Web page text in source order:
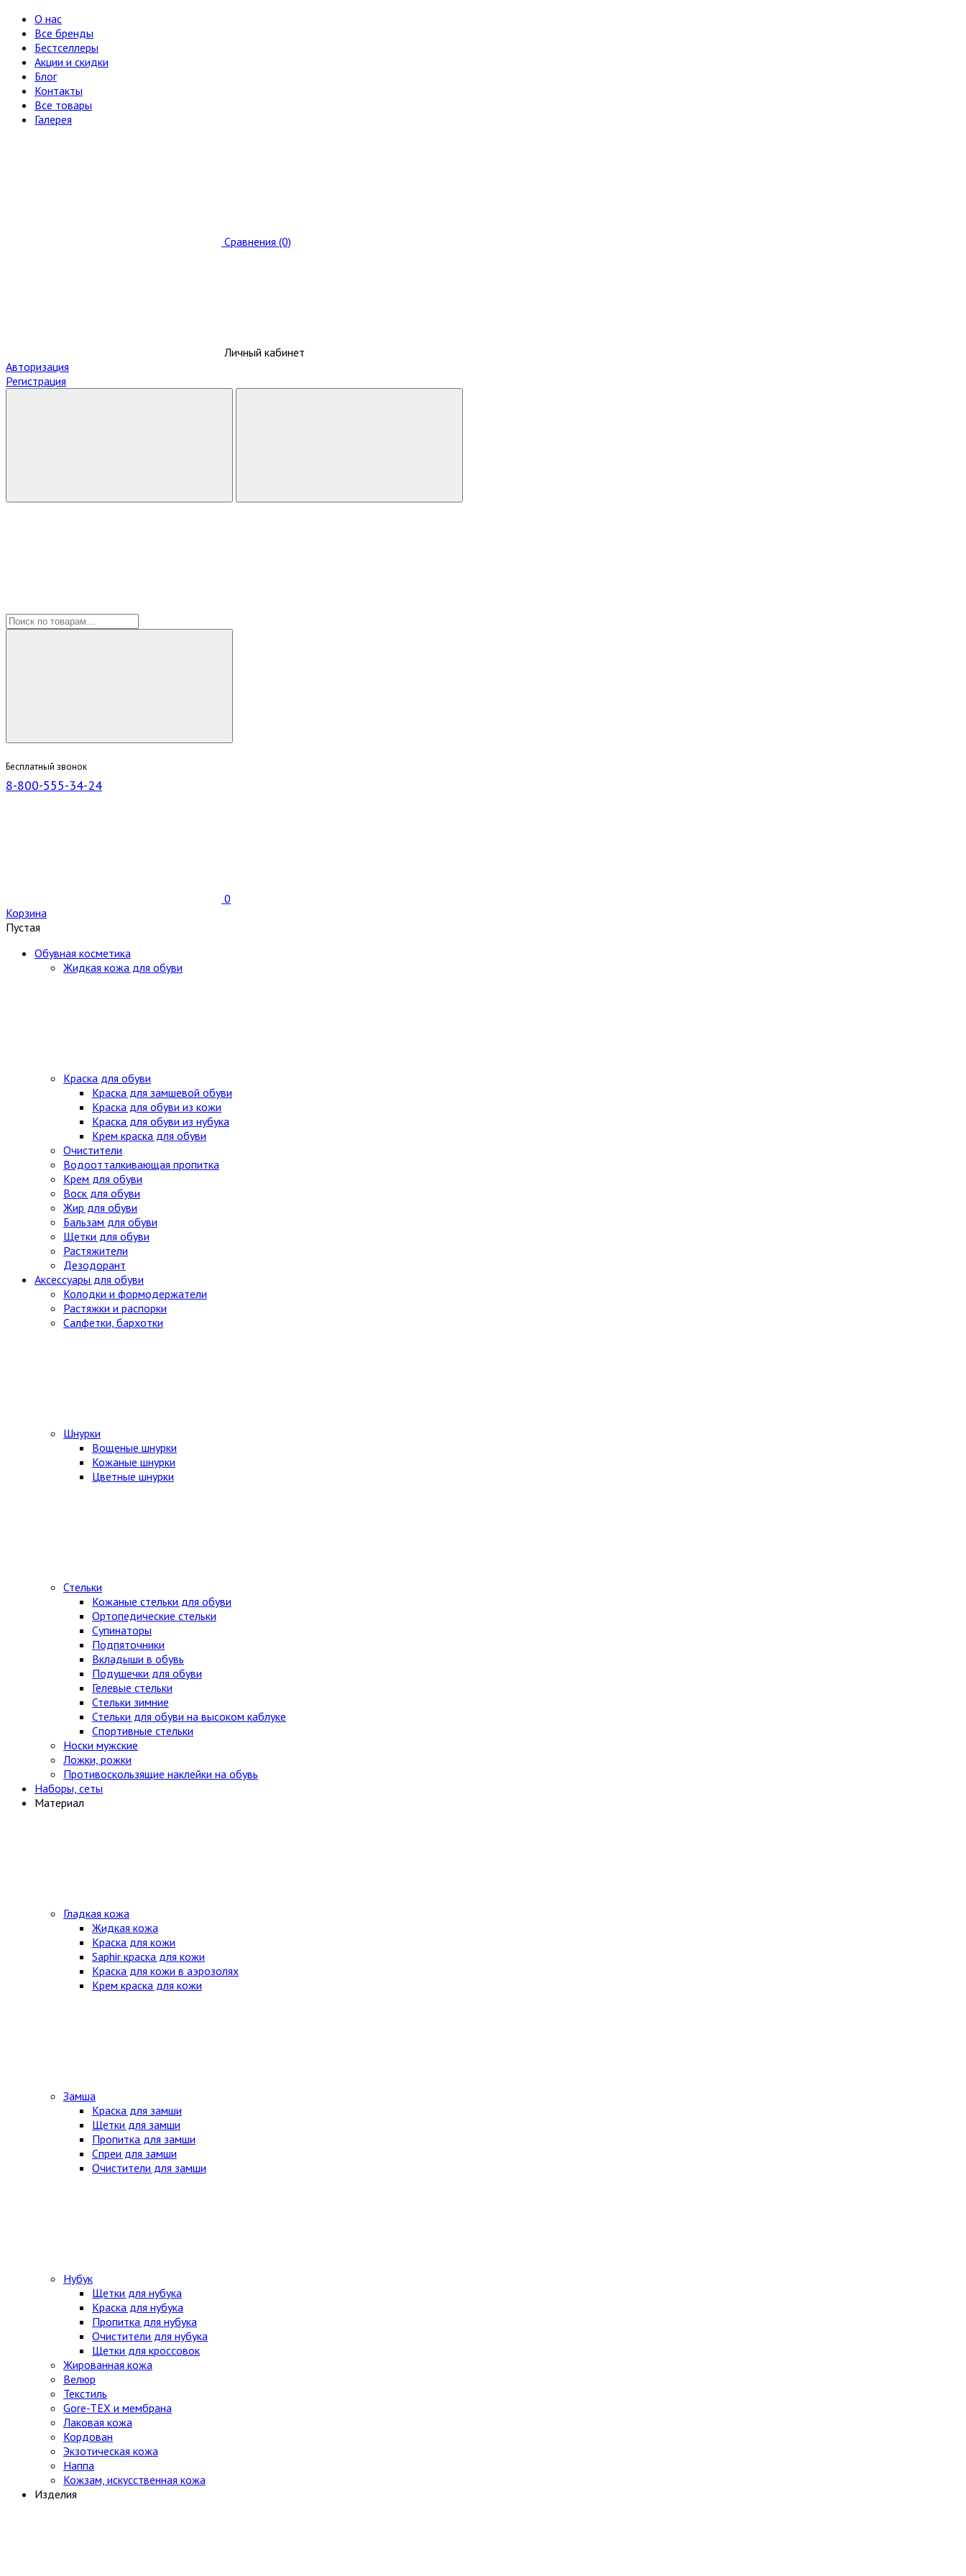
О нас
Все бренды
Бестселлеры
Акции и скидки
Блог
Контакты
Все товары
Галерея
Сравнения (0)
Личный кабинет
Авторизация
Регистрация
Бесплатный звонок
8-800-555-34-24
0
Корзина
Пустая
Обувная косметика
Жидкая кожа для обуви
Краска для обуви
Краска для замшевой обуви
Краска для обуви из кожи
Краска для обуви из нубука
Крем краска для обуви
Очистители
Водоотталкивающая пропитка
Крем для обуви
Воск для обуви
Жир для обуви
Бальзам для обуви
Щетки для обуви
Растяжители
Дезодорант
Аксессуары для обуви
Колодки и формодержатели
Растяжки и распорки
Салфетки, бархотки
Шнурки
Вощеные шнурки
Кожаные шнурки
Цветные шнурки
Стельки
Кожаные стельки для обуви
Ортопедические стельки
Супинаторы
Подпяточники
Вкладыши в обувь
Подушечки для обуви
Гелевые стельки
Стельки зимние
Стельки для обуви на высоком каблуке
Спортивные стельки
Носки мужские
Ложки, рожки
Противоскользящие наклейки на обувь
Наборы, сеты
Материал
Гладкая кожа
Жидкая кожа
Краска для кожи
Saphir краска для кожи
Краска для кожи в аэрозолях
Крем краска для кожи
Замша
Краска для замши
Щетки для замши
Пропитка для замши
Спреи для замши
Очистители для замши
Нубук
Щетки для нубука
Краска для нубука
Пропитка для нубука
Очистители для нубука
Щетки для кроссовок
Жированная кожа
Велюр
Текстиль
Gore-TEX и мембрана
Лаковая кожа
Кордован
Экзотическая кожа
Наппа
Кожзам, искусственная кожа
Изделия